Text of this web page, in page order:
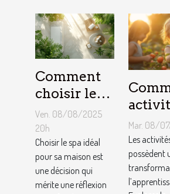
Comment
choisir le
meilleur
spa pour
votre
maison ?
Ven. 08/08/2025
20h
Choisir le spa idéal
pour sa maison est
une décision qui
mérite une réflexion
plein
elles
chez
Mar. 08/
Les
possèdent